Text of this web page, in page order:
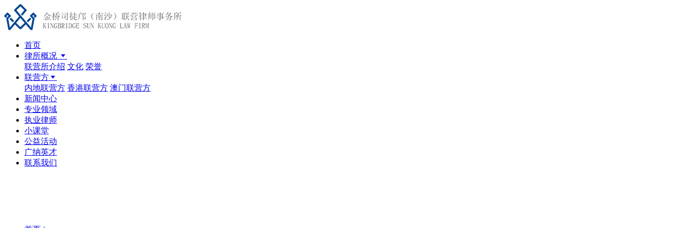
首页
律所概况
联营所介绍 文化 荣誉
联营方
内地联营方 香港联营方 澳门联营方
新闻中心
专业领域
执业律师
小课堂
公益活动
广纳英才
联系我们